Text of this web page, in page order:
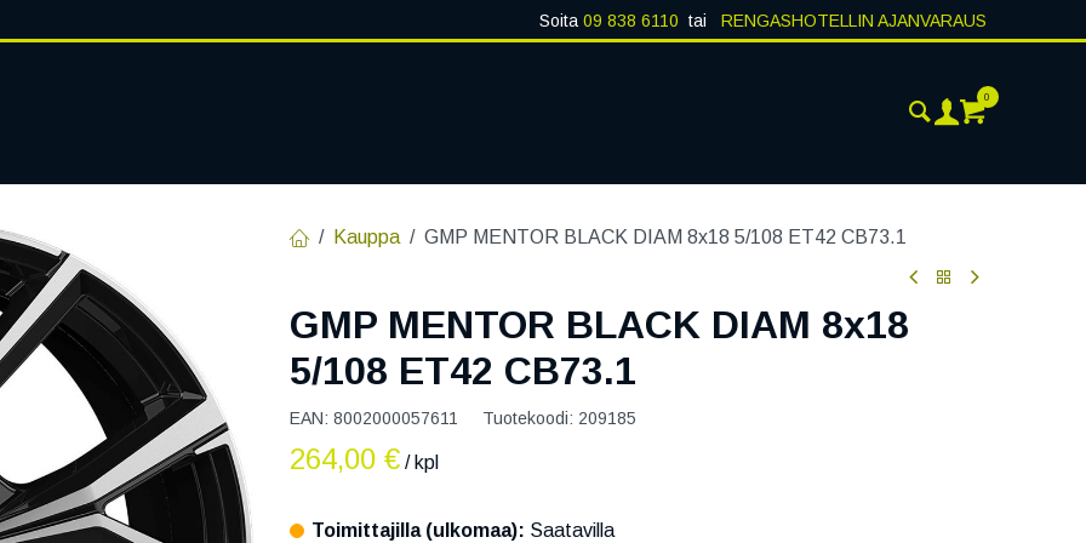
Soita 09 838 6110 tai RENGASHOTELLIN AJANVARAUS
0
Kauppa GMP MENTOR BLACK DIAM 8x18 5/108 ET42 CB73.1
GMP MENTOR BLACK DIAM 8x18
5/108 ET42 CB73.1
EAN: 8002000057611 Tuotekoodi: 209185
264,00 € / kpl
Toimittajilla (ulkomaa): Saatavilla